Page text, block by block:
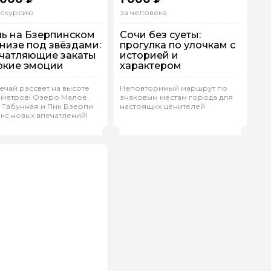
на Бзерпинском
под звёздами:
закаты
эмоции
рассвет на высоте
метров! Озеро Малое,
Табунная и Пик Бзерпи
новых впечатлений!
за человека
Сочи без суеты:
прогулка по улочкам с
историей и
характером
Неповторимый маршрут по
знаковым местам города для
настоящих ценителей
Индивидуальная
Пешком